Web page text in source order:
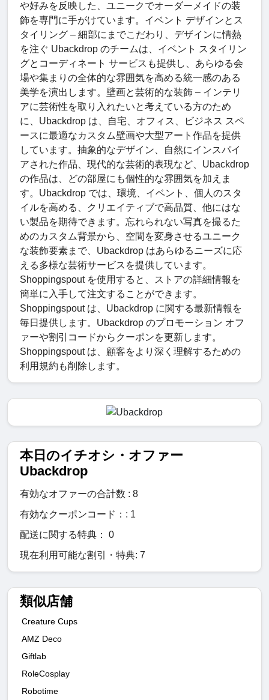
や好みを反映した、ユニークでオーダーメイドの装
飾を専門に手がけています。イベント デザインとス
タイリング – 細部にまでこだわり、デザインに情熱
を注ぐ Ubackdrop のチームは、イベント スタイリン
グとコーディネート サービスも提供し、あらゆる会
場や集まりの全体的な雰囲気を高める統一感のある
美学を演出します。壁画と芸術的な装飾 – インテリ
アに芸術性を取り入れたいと考えている方のため
に、Ubackdrop は、自宅、オフィス、ビジネス スペ
ースに最適なカスタム壁画や大型アート作品を提供
しています。抽象的なデザイン、自然にインスパイ
アされた作品、現代的な芸術的表現など、Ubackdrop
の作品は、どの部屋にも個性的な雰囲気を加えま
す。Ubackdrop では、環境、イベント、個人のスタ
イルを高める、クリエイティブで高品質、他にはな
い製品を期待できます。忘れられない写真を撮るた
めのカスタム背景から、空間を変身させるユニーク
な装飾要素まで、Ubackdrop はあらゆるニーズに応
える多様な芸術サービスを提供しています。
Shoppingspout を使用すると、ストアの詳細情報を
簡単に入手して注文することができます。
Shoppingspout は、Ubackdrop に関する最新情報を
毎日提供します。Ubackdrop のプロモーション オフ
ァーや割引コードからクーポンを更新します。
Shoppingspout は、顧客をより深く理解するための
利用規約も削除します。
本日のイチオシ・オファー
Ubackdrop
有効なオファーの合計数 : 8
有効なクーポンコード：: 1
配送に関する特典： 0
現在利用可能な割引・特典: 7
類似店舗
Creature Cups
AMZ Deco
Giftlab
RoleCosplay
Robotime